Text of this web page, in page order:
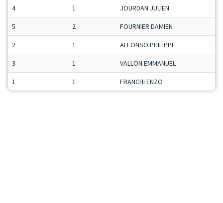
4 1 JOURDAN JULIEN
5 2 FOURNIER DAMIEN
2 1 ALFONSO PHILIPPE
3 1 VALLON EMMANUEL
1 1 FRANCHI ENZO